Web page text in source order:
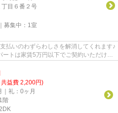
丁目６番２号
募集中： 1室
払いのわずらわしさを解消してくれます♪
トは家賃5万円以下でご契約いただけま
益費 2,200円)
｜礼：0ヶ月
階